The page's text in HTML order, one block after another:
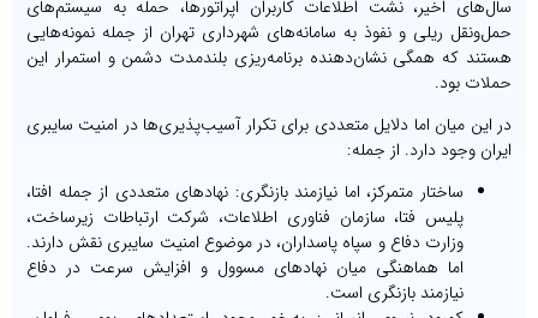
سال‌های اخیر، نشت اطلاعات کاربران اپراتورها، حمله به سیستم‌های
حمل‌ونقل ریلی و نفوذ به سامانه‌های شهرداری تهران از جمله نمونه‌هایی
هستند که همگی نشان‌دهنده برنامه‌ریزی بلندمدت دشمن و استمرار این
حملات بود.
در این میان اما دلایل متعددی برای تکرار آسیب‌پذیری‌ها در امنیت سایبری
ایران وجود دارد. از جمله:
ساختار متمرکز، اما نیازمند بازنگری: نهادهای متعددی از جمله افتا،
پلیس فتا، سازمان فناوری اطلاعات، شرکت ارتباطات زیرساخت،
وزارت دفاع و سپاه پاسداران، در موضوع امنیت سایبری نقش دارند.
اما هماهنگی میان نهادهای مسوول و افزایش سرعت در دفاع
نیازمند بازنگری است.